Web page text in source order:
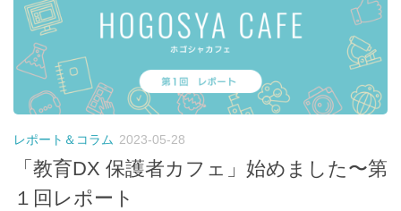
レポート＆コラム 2023-05-28
「教育DX 保護者カフェ」始めました〜第
１回レポート